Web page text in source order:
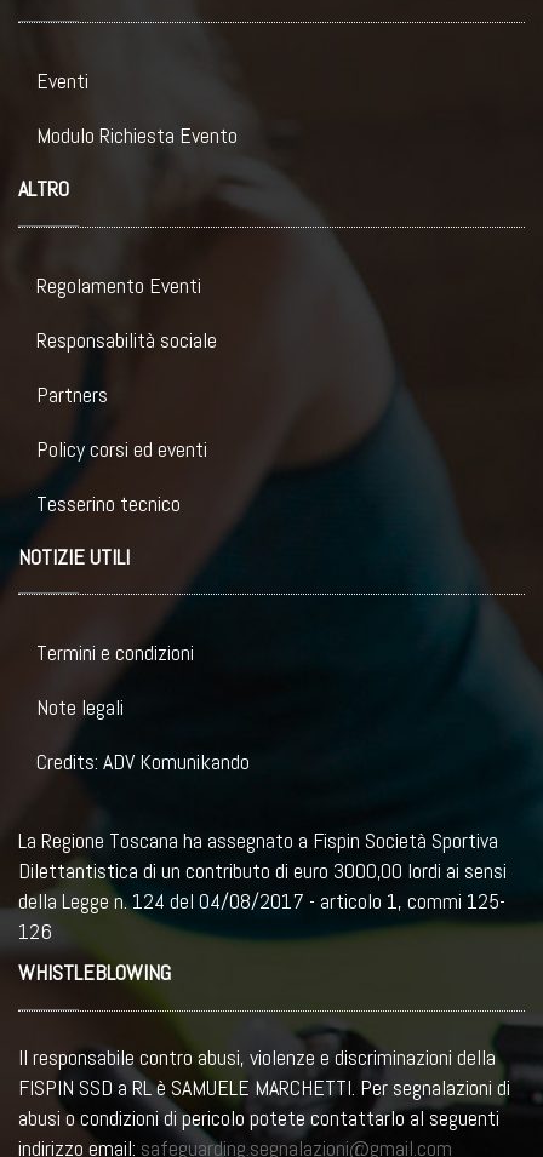
Eventi
Modulo Richiesta Evento
ALTRO
Regolamento Eventi
Responsabilità sociale
Partners
Policy corsi ed eventi
Tesserino tecnico
NOTIZIE UTILI
Termini e condizioni
Note legali
Credits: ADV Komunikando
La Regione Toscana ha assegnato a Fispin Società Sportiva
Dilettantistica di un contributo di euro 3000,00 lordi ai sensi
della Legge n. 124 del 04/08/2017 - articolo 1, commi 125-
126
WHISTLEBLOWING
Il responsabile contro abusi, violenze e discriminazioni della
FISPIN SSD a RL è SAMUELE MARCHETTI. Per segnalazioni di
abusi o condizioni di pericolo potete contattarlo al seguenti
indirizzo email: safeguarding.segnalazioni@gmail.com